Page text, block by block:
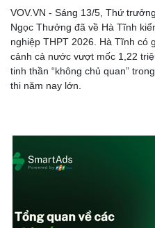
Doanh nghiệp
Thông tin doanh nghiệp
VOV.VN - Sáng 13/5, Thứ
Ngọc Thưởng đã về Hà Tĩnh
nghiệp THPT 2026. Hà Tĩnh có
cảnh cả nước vượt mốc 1,22
tinh thần “không chủ quan”
thi năm nay lớn.